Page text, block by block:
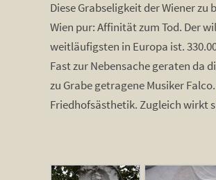
Diese Grabseligkeit der Wiener
Wien pur: Affinität zum Tod. Der
weitläufigsten in Europa ist.
Fast zur Nebensache geraten da
zu Grabe getragene Musiker
Friedhofsästhetik. Zugleich wirkt